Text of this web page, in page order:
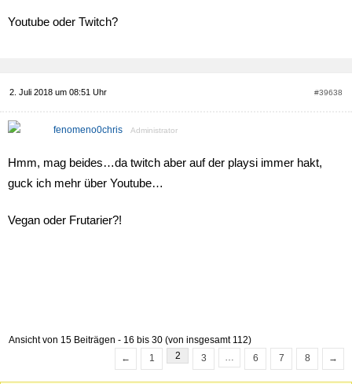
Youtube oder Twitch?
2. Juli 2018 um 08:51 Uhr #39638
fenomeno0chris Administrator
Hmm, mag beides…da twitch aber auf der playsi immer hakt,
guck ich mehr über Youtube…
Vegan oder Frutarier?!
Ansicht von 15 Beiträgen - 16 bis 30 (von insgesamt 112)
←
1 2 3 … 6 7 8 →